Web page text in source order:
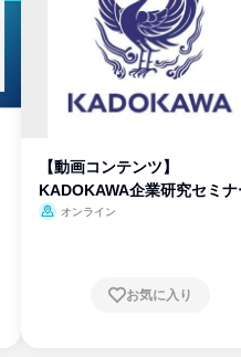
【動画コンテンツ】
KADOKAWA企業研究セミナ
オンライン
お気に入り